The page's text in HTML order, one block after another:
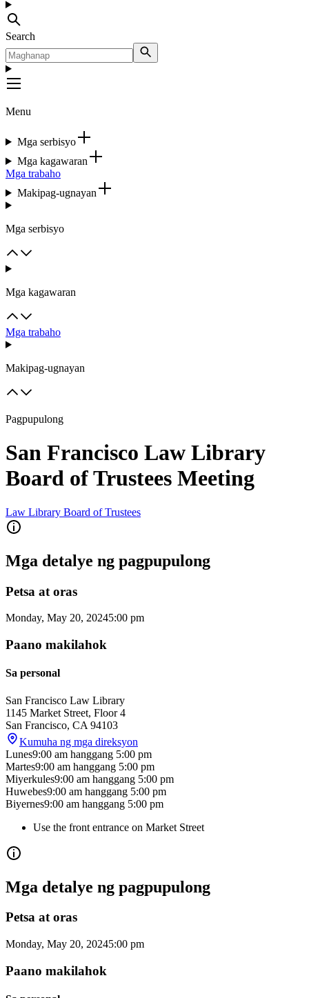
Search
Menu
Mga serbisyo
Mga kagawaran
Mga trabaho
Makipag-ugnayan
Mga serbisyo
Mga kagawaran
Mga trabaho
Makipag-ugnayan
Pagpupulong
San Francisco Law Library
Board of Trustees Meeting
Law Library Board of Trustees
Mga detalye ng pagpupulong
Petsa at oras
Monday, May 20, 20245:00 pm
Paano makilahok
Sa personal
San Francisco Law Library
1145 Market Street, Floor 4
San Francisco, CA 94103
Kumuha ng mga direksyon
Lunes9:00 am hanggang 5:00 pm
Martes9:00 am hanggang 5:00 pm
Miyerkules9:00 am hanggang 5:00 pm
Huwebes9:00 am hanggang 5:00 pm
Biyernes9:00 am hanggang 5:00 pm
Use the front entrance on Market Street
Mga detalye ng pagpupulong
Petsa at oras
Monday, May 20, 20245:00 pm
Paano makilahok